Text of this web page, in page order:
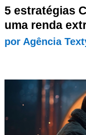
5 estratégias
uma renda
por Agência